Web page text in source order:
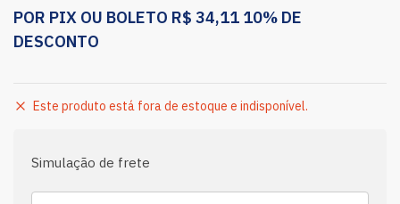
POR PIX OU BOLETO R$ 34,11 10% DE
DESCONTO
Este produto está fora de estoque e indisponível.
Simulação de frete